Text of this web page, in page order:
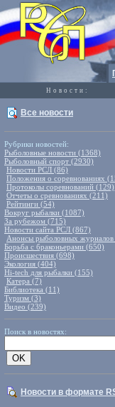
Новости:
Все новости
Рубрики новостей:
Рыболовные новости (1368)
Рыболовный спорт (2930)
Новости РСЛ (86)
Положения о соревнованиях
Протоколы соревнований (129)
Отчеты о сревнованиях (211)
Рейтинги (54)
Вокруг рыбалки (1087)
За рубежом (715)
Новости сайта РСЛ (867)
Анонсы рыболовных журналов
Борьба с браконьерами (650)
Происшествия (698)
Экология (404)
Hi-tech для рыбалки (155)
Катера (7)
Библиотека (11)
Туризм (3)
Видео (239)
Поиск в новостях:
Новости в формате